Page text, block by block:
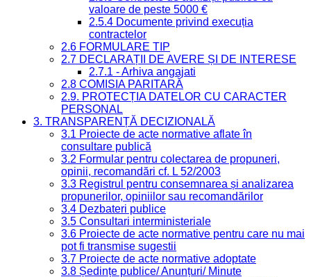
valoare de peste 5000 €
2.5.4 Documente privind execuția
contractelor
2.6 FORMULARE TIP
2.7 DECLARAȚII DE AVERE ȘI DE INTERESE
2.7.1 - Arhiva angajati
2.8 COMISIA PARITARĂ
2.9. PROTECȚIA DATELOR CU CARACTER
PERSONAL
3. TRANSPARENȚĂ DECIZIONALĂ
3.1 Proiecte de acte normative aflate în
consultare publică
3.2 Formular pentru colectarea de propuneri,
opinii, recomandări cf. L 52/2003
3.3 Registrul pentru consemnarea și analizarea
propunerilor, opiniilor sau recomandărilor
3.4 Dezbateri publice
3.5 Consultari interministeriale
3.6 Proiecte de acte normative pentru care nu mai
pot fi transmise sugestii
3.7 Proiecte de acte normative adoptate
3.8 Ședințe publice/ Anunțuri/ Minute